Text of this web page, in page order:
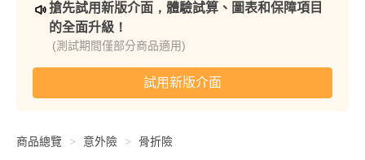
搶先試用新版介面，體驗試算、圖表和保障項目
的全面升級！
(測試期間僅部分商品適用)
試用新版介面
商品總覽 意外險 骨折險